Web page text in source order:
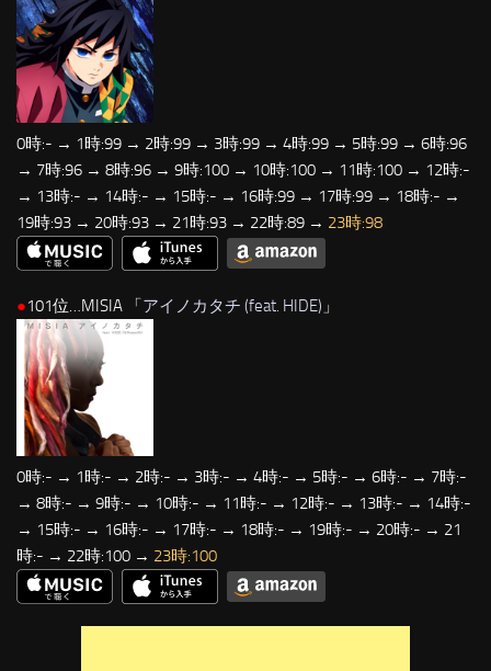
0時:- → 1時:99 → 2時:99 → 3時:99 → 4時:99 → 5時:99 → 6時:96
→ 7時:96 → 8時:96 → 9時:100 → 10時:100 → 11時:100 → 12時:-
→ 13時:- → 14時:- → 15時:- → 16時:99 → 17時:99 → 18時:- →
19時:93 → 20時:93 → 21時:93 → 22時:89 → 23時:98
●101位…MISIA 「アイノカタチ (feat. HIDE) 」
0時:- → 1時:- → 2時:- → 3時:- → 4時:- → 5時:- → 6時:- → 7時:-
→ 8時:- → 9時:- → 10時:- → 11時:- → 12時:- → 13時:- → 14時:-
→ 15時:- → 16時:- → 17時:- → 18時:- → 19時:- → 20時:- → 21
時:- → 22時:100 → 23時:100